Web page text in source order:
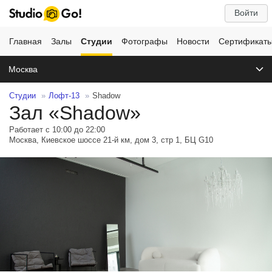
Войти
Главная Залы Студии Фотографы Новости
Москва
Студии Лофт-13 Shadow
Зал «Shadow»
Работает с 10:00 до 22:00
Москва, Киевское шоссе 21-й км, дом 3, стр 1, БЦ G10